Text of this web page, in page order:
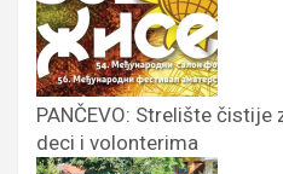
PANČEVO: Strelište
deci i volonterima